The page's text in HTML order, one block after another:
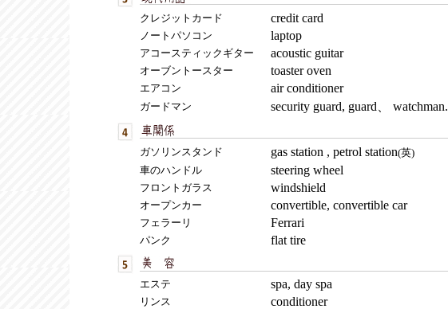
クレジットカード credit card
ノートパソコン laptop
アコースティックギター acoustic guitar
オーブントースター toaster oven
エアコン air conditioner
ガードマン security guard, guard、 watchman.
ガソリンスタンド gas station , petrol station(英)
車のハンドル
steering wheel
フロントガラス windshield
オープンカー convertible, convertible car
フェラーリ Ferrari
パンク flat tire
エステ spa, day spa
リンス conditioner